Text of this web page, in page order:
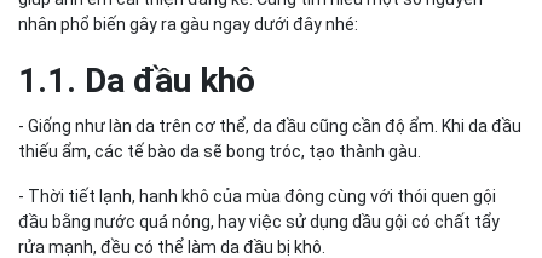
nhân phổ biến gây ra gàu ngay dưới đây nhé:
1.1. Da đầu khô
- Giống như làn da trên cơ thể, da đầu cũng cần độ ẩm. Khi da đầu
thiếu ẩm, các tế bào da sẽ bong tróc, tạo thành gàu.
- Thời tiết lạnh, hanh khô của mùa đông cùng với thói quen gội
đầu bằng nước quá nóng, hay việc sử dụng dầu gội có chất tẩy
rửa mạnh, đều có thể làm da đầu bị khô.